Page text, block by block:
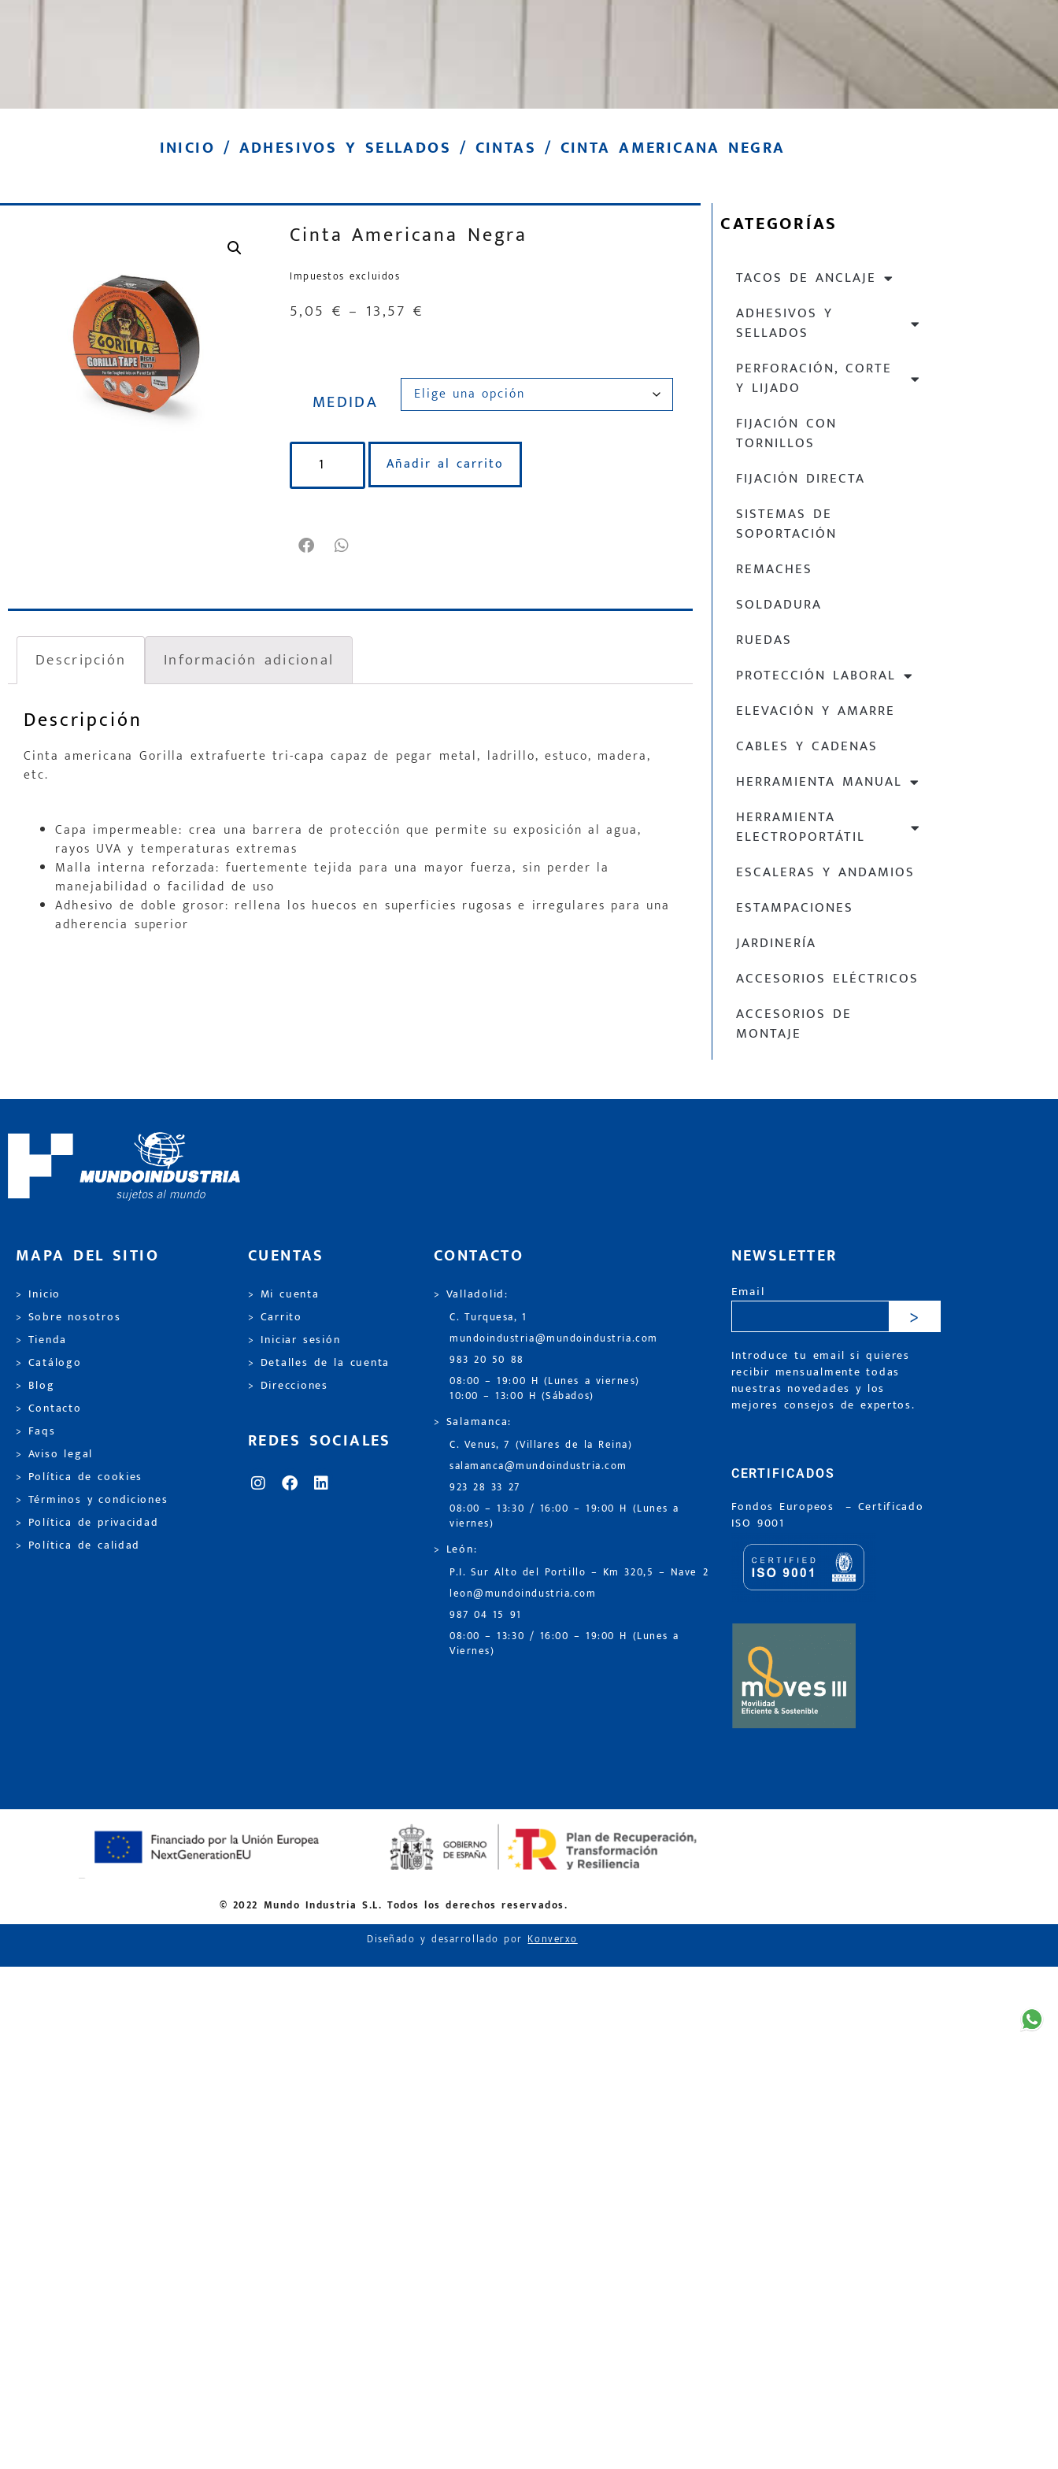
INICIO / ADHESIVOS Y SELLADOS / CINTAS / CINTA AMERICANA NEGRA
Cinta Americana Negra
Impuestos excluidos
5,05 € – 13,57 €
MEDIDA
Añadir al carrito
Descripción Información adicional
Descripción
Cinta americana Gorilla extrafuerte tri-capa capaz de pegar metal, ladrillo, estuco, madera,
etc.
Capa impermeable: crea una barrera de protección que permite su exposición al agua,
rayos UVA y temperaturas extremas
Malla interna reforzada: fuertemente tejida para una mayor fuerza, sin perder la
manejabilidad o facilidad de uso
Adhesivo de doble grosor: rellena los huecos en superficies rugosas e irregulares para una
adherencia superior
CATEGORÍAS
TACOS DE ANCLAJE
ADHESIVOS Y
SELLADOS
PERFORACIÓN, CORTE
Y LIJADO
FIJACIÓN CON
TORNILLOS
FIJACIÓN DIRECTA
SISTEMAS DE
SOPORTACIÓN
REMACHES
SOLDADURA
RUEDAS
PROTECCIÓN LABORAL
ELEVACIÓN Y AMARRE
CABLES Y CADENAS
HERRAMIENTA MANUAL
HERRAMIENTA
ELECTROPORTÁTIL
ESCALERAS Y ANDAMIOS
ESTAMPACIONES
JARDINERÍA
ACCESORIOS ELÉCTRICOS
ACCESORIOS DE
MONTAJE
MAPA DEL SITIO
> Inicio
> Sobre nosotros
> Tienda
> Catálogo
> Blog
> Contacto
> Faqs
> Aviso legal
> Política de cookies
> Términos y condiciones
> Política de privacidad
> Política de calidad
CUENTAS
> Mi cuenta
> Carrito
> Iniciar sesión
> Detalles de la cuenta
> Direcciones
REDES SOCIALES
CONTACTO
> Valladolid:
C. Turquesa, 1
mundoindustria@mundoindustria.com
983 20 50 88
08:00 – 19:00 H (Lunes a viernes)
10:00 – 13:00 H (Sábados)
> Salamanca:
C. Venus, 7 (Villares de la Reina)
salamanca@mundoindustria.com
923 28 33 27
08:00 – 13:30 / 16:00 – 19:00 H (Lunes a
viernes)
> León:
P.I. Sur Alto del Portillo – Km 320,5 – Nave 2
leon@mundoindustria.com
987 04 15 91
08:00 – 13:30 / 16:00 – 19:00 H (Lunes a
Viernes)
NEWSLETTER
Email
>
Introduce tu email si quieres
recibir mensualmente todas
nuestras novedades y los
mejores consejos de expertos.
CERTIFICADOS
Fondos Europeos – Certificado
ISO 9001
© 2022 Mundo Industria S.L. Todos los derechos reservados.
Diseñado y desarrollado porKonverxo